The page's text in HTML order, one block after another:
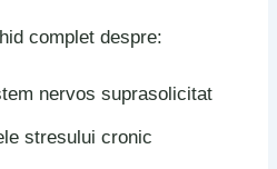
complet despre:
nervos suprasolicitat
stresului cronic